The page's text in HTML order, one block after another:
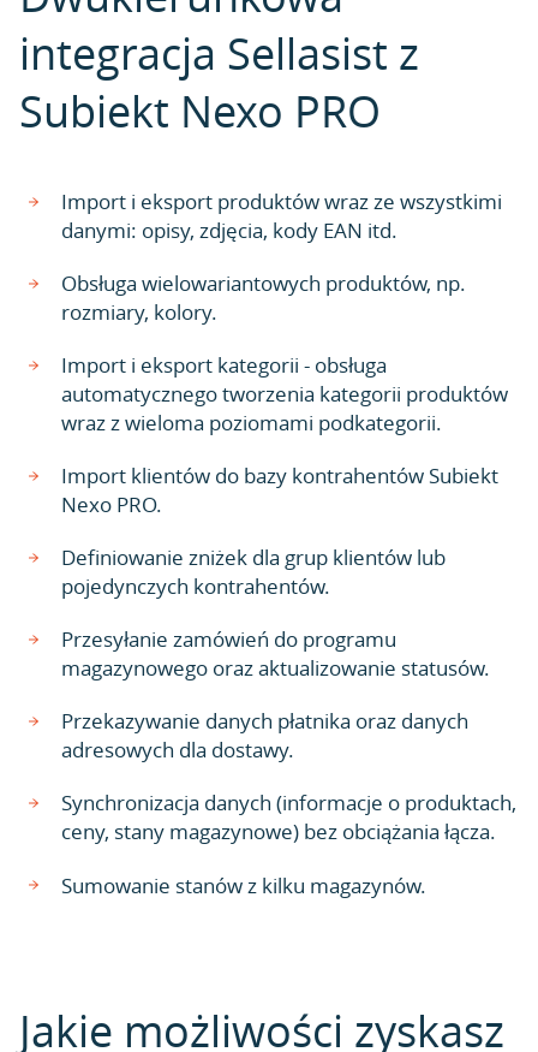
integracja Sellasist z
Subiekt Nexo PRO
Import i eksport produktów wraz ze wszystkimi
danymi: opisy, zdjęcia, kody EAN itd.
Obsługa wielowariantowych produktów, np.
rozmiary, kolory.
Import i eksport kategorii - obsługa
automatycznego tworzenia kategorii produktów
wraz z wieloma poziomami podkategorii.
Import klientów do bazy kontrahentów Subiekt
Nexo PRO.
Definiowanie zniżek dla grup klientów lub
pojedynczych kontrahentów.
Przesyłanie zamówień do programu
magazynowego oraz aktualizowanie statusów.
Przekazywanie danych płatnika oraz danych
adresowych dla dostawy.
Synchronizacja danych (informacje o produktach,
ceny, stany magazynowe) bez obciążania łącza.
Sumowanie stanów z kilku magazynów.
Jakie możliwości zyskasz